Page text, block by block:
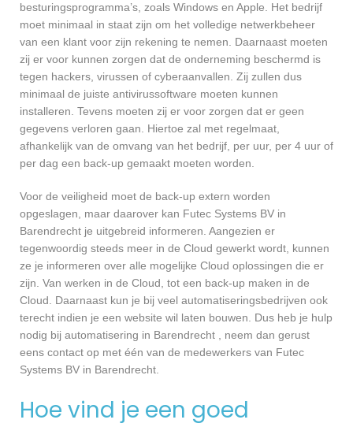
besturingsprogramma’s, zoals Windows en Apple. Het bedrijf
moet minimaal in staat zijn om het volledige netwerkbeheer
van een klant voor zijn rekening te nemen. Daarnaast moeten
zij er voor kunnen zorgen dat de onderneming beschermd is
tegen hackers, virussen of cyberaanvallen. Zij zullen dus
minimaal de juiste antivirussoftware moeten kunnen
installeren. Tevens moeten zij er voor zorgen dat er geen
gegevens verloren gaan. Hiertoe zal met regelmaat,
afhankelijk van de omvang van het bedrijf, per uur, per 4 uur of
per dag een back-up gemaakt moeten worden.
Voor de veiligheid moet de back-up extern worden
opgeslagen, maar daarover kan Futec Systems BV in
Barendrecht je uitgebreid informeren. Aangezien er
tegenwoordig steeds meer in de Cloud gewerkt wordt, kunnen
ze je informeren over alle mogelijke Cloud oplossingen die er
zijn. Van werken in de Cloud, tot een back-up maken in de
Cloud. Daarnaast kun je bij veel automatiseringsbedrijven ook
terecht indien je een website wil laten bouwen. Dus heb je hulp
nodig bij automatisering in Barendrecht , neem dan gerust
eens contact op met één van de medewerkers van Futec
Systems BV in Barendrecht.
Hoe vind je een goed